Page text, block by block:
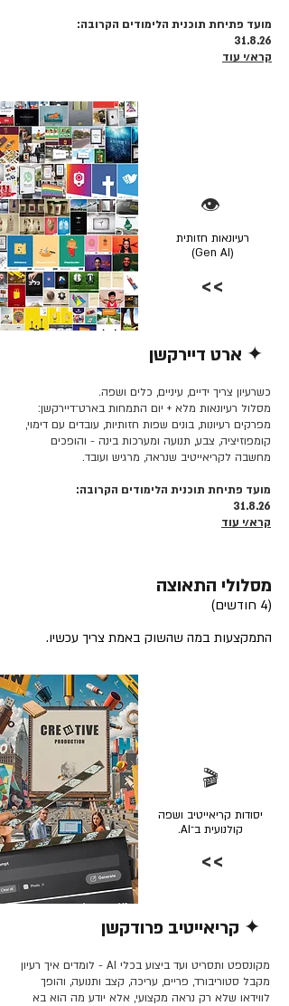
מועד פתיחת תוכנית הלימודים הקרובה:
31.8.26
קרא/י עוד
👁️
רעיונאות חזותית
(Gen AI)
>>
✦ ארט דיירקשן
כשרעיון צריך ידיים, עיניים, כלים ושפה.
מסלול רעיונאות מלא + יום התמחות בארט־דיירקשן:
מפרקים רעיונות, בונים שפות חזותיות, עובדים עם דימוי,
קומפוזיציה, צבע, תנועה ומערכות בינה - והופכים
מחשבה לקריאייטיב שנראה, מרגיש ועובד.
מועד פתיחת תוכנית הלימודים הקרובה:
31.8.26
קרא/י עוד
מסלולי התאוצה
(4 חודשים)
התמקצעות במה שהשוק באמת צריך עכשיו.
🎬
יסודות קריאייטיב ושפה
קולנועית ב־AI.
>>
✦ קריאייטיב פרודקשן
מקונספט ותסריט ועד ביצוע בכלי AI - לומדים איך רעיון
מקבל סטוריבורד, פריים, עריכה, קצב ותנועה, והופך
לווידאו שלא רק נראה מקצועי, אלא יודע מה הוא בא